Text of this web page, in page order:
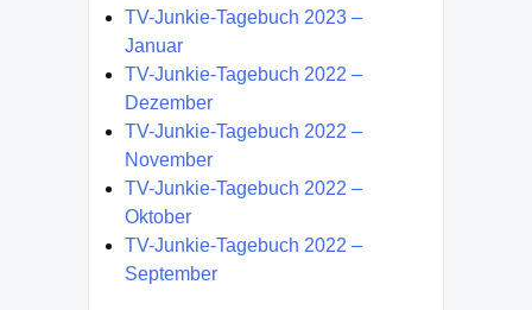
TV-Junkie-Tagebuch 2023 –
Januar
TV-Junkie-Tagebuch 2022 –
Dezember
TV-Junkie-Tagebuch 2022 –
November
TV-Junkie-Tagebuch 2022 –
Oktober
TV-Junkie-Tagebuch 2022 –
September